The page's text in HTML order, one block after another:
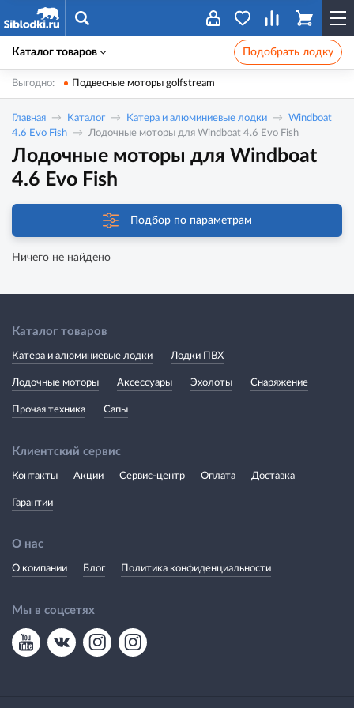
Каталог товаров Подобрать лодку
Выгодно: Подвесные моторы golfstream
Главная Каталог Катера и алюминиевые лодки
Windboat
4.6 Evo Fish
Лодочные моторы для Windboat 4.6 Evo Fish
Лодочные моторы для Windboat
4.6 Evo Fish
Подбор по параметрам
Ничего не найдено
Каталог товаров
Катера и алюминиевые лодки Лодки ПВХ
Лодочные моторы Аксессуары Эхолоты Снаряжение
Прочая техника Сапы
Клиентский сервис
Контакты Акции Сервис-центр Оплата Доставка
Гарантии
О нас
О компании Блог Политика конфиденциальности
Мы в соцсетях